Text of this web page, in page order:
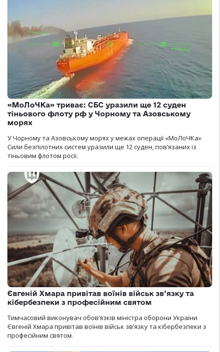
«МоЛоЧКа» триває: СБС уразили ще 12 суден
тіньового флоту рф у Чорному та Азовському
морях
У Чорному та Азовському морях у межах операції «МоЛоЧКа»
Сили безпілотних систем уразили ще 12 суден, пов’язаних із
тіньовим флотом росії.
Євгеній Хмара привітав воїнів військ зв’язку та
кібербезпеки з професійним святом
Тимчасовий виконувач обов’язків міністра оборони України
Євгеній Хмара привітав воїнів військ зв’язку та кібербезпеки з
професійним святом.